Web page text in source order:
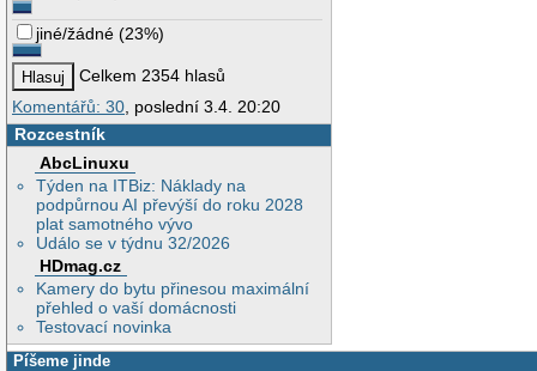
jiné/žádné (23%)
Celkem 2354 hlasů
Komentářů: 30 , poslední 3.4. 20:20
Rozcestník
AbcLinuxu
Týden na ITBiz: Náklady na
podpůrnou AI převýší do roku 2028
plat samotného vývo
Událo se v týdnu 32/2026
HDmag.cz
Kamery do bytu přinesou maximální
přehled o vaší domácnosti
Testovací novinka
Píšeme jinde